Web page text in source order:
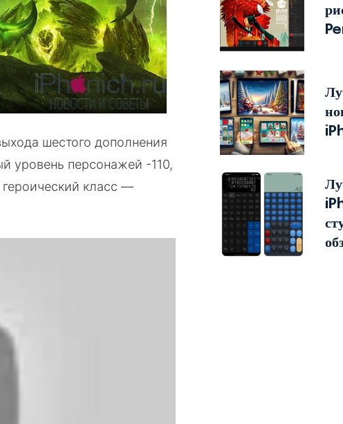
шестого дополнения
уровень персонажей -110,
класс —